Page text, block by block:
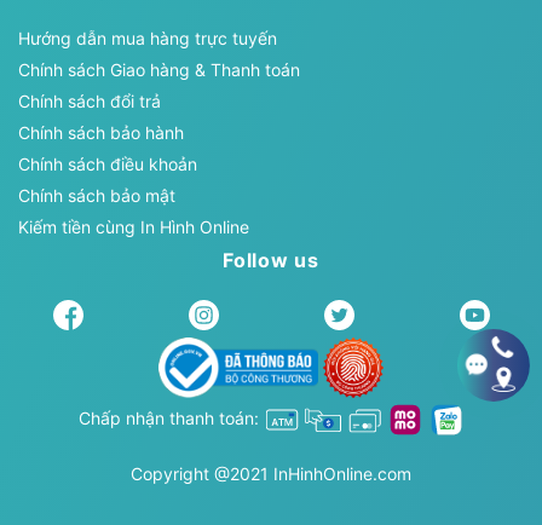
Hướng dẫn mua hàng trực tuyến
Chính sách Giao hàng & Thanh toán
Chính sách đổi trả
Chính sách bảo hành
Chính sách điều khoản
Chính sách bảo mật
Kiếm tiền cùng In Hình Online
Follow us
Chấp nhận thanh toán:
Copyright @2021 InHinhOnline.com